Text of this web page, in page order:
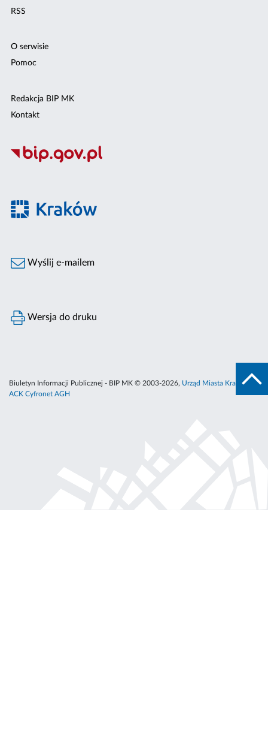
RSS
O serwisie
Pomoc
Redakcja BIP MK
Kontakt
Wyślij e-mailem
Wersja do druku
Biuletyn Informacji Publicznej - BIP MK © 2003-2026, Urząd Miasta Krakowa
ACK Cyfronet AGH